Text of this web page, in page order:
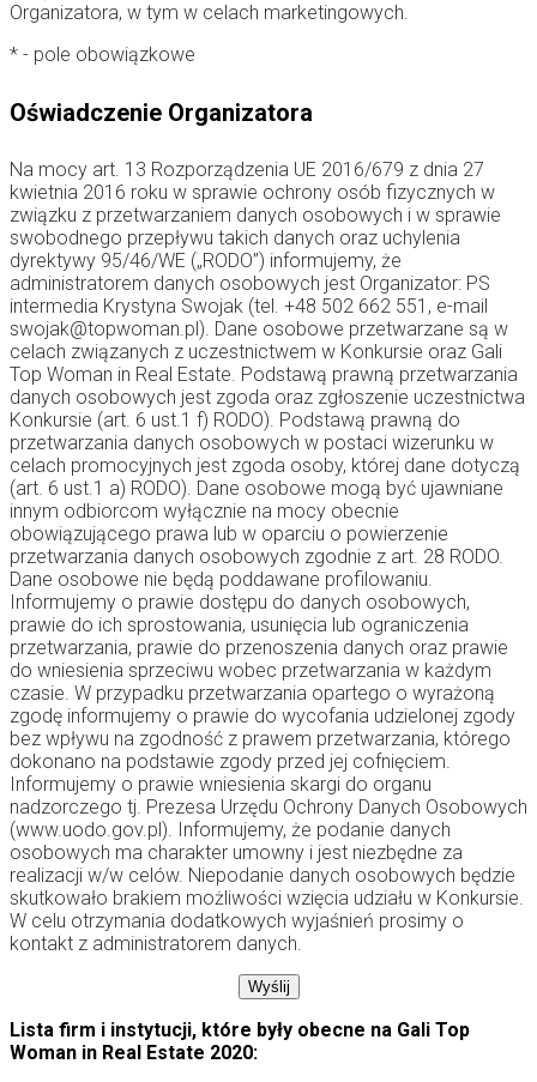
Organizatora, w tym w celach marketingowych.
* - pole obowiązkowe
Oświadczenie Organizatora
Na mocy art. 13 Rozporządzenia UE 2016/679 z dnia 27
kwietnia 2016 roku w sprawie ochrony osób fizycznych w
związku z przetwarzaniem danych osobowych i w sprawie
swobodnego przepływu takich danych oraz uchylenia
dyrektywy 95/46/WE („RODO”) informujemy, że
administratorem danych osobowych jest Organizator: PS
intermedia Krystyna Swojak (tel. +48 502 662 551, e-mail
swojak@topwoman.pl). Dane osobowe przetwarzane są w
celach związanych z uczestnictwem w Konkursie oraz Gali
Top Woman in Real Estate. Podstawą prawną przetwarzania
danych osobowych jest zgoda oraz zgłoszenie uczestnictwa
Konkursie (art. 6 ust.1 f) RODO). Podstawą prawną do
przetwarzania danych osobowych w postaci wizerunku w
celach promocyjnych jest zgoda osoby, której dane dotyczą
(art. 6 ust.1 a) RODO). Dane osobowe mogą być ujawniane
innym odbiorcom wyłącznie na mocy obecnie
obowiązującego prawa lub w oparciu o powierzenie
przetwarzania danych osobowych zgodnie z art. 28 RODO.
Dane osobowe nie będą poddawane profilowaniu.
Informujemy o prawie dostępu do danych osobowych,
prawie do ich sprostowania, usunięcia lub ograniczenia
przetwarzania, prawie do przenoszenia danych oraz prawie
do wniesienia sprzeciwu wobec przetwarzania w każdym
czasie. W przypadku przetwarzania opartego o wyrażoną
zgodę informujemy o prawie do wycofania udzielonej zgody
bez wpływu na zgodność z prawem przetwarzania, którego
dokonano na podstawie zgody przed jej cofnięciem.
Informujemy o prawie wniesienia skargi do organu
nadzorczego tj. Prezesa Urzędu Ochrony Danych Osobowych
(www.uodo.gov.pl). Informujemy, że podanie danych
osobowych ma charakter umowny i jest niezbędne za
realizacji w/w celów. Niepodanie danych osobowych będzie
skutkowało brakiem możliwości wzięcia udziału w Konkursie.
W celu otrzymania dodatkowych wyjaśnień prosimy o
kontakt z administratorem danych.
Lista firm i instytucji, które były obecne na Gali Top
Woman in Real Estate 2020: